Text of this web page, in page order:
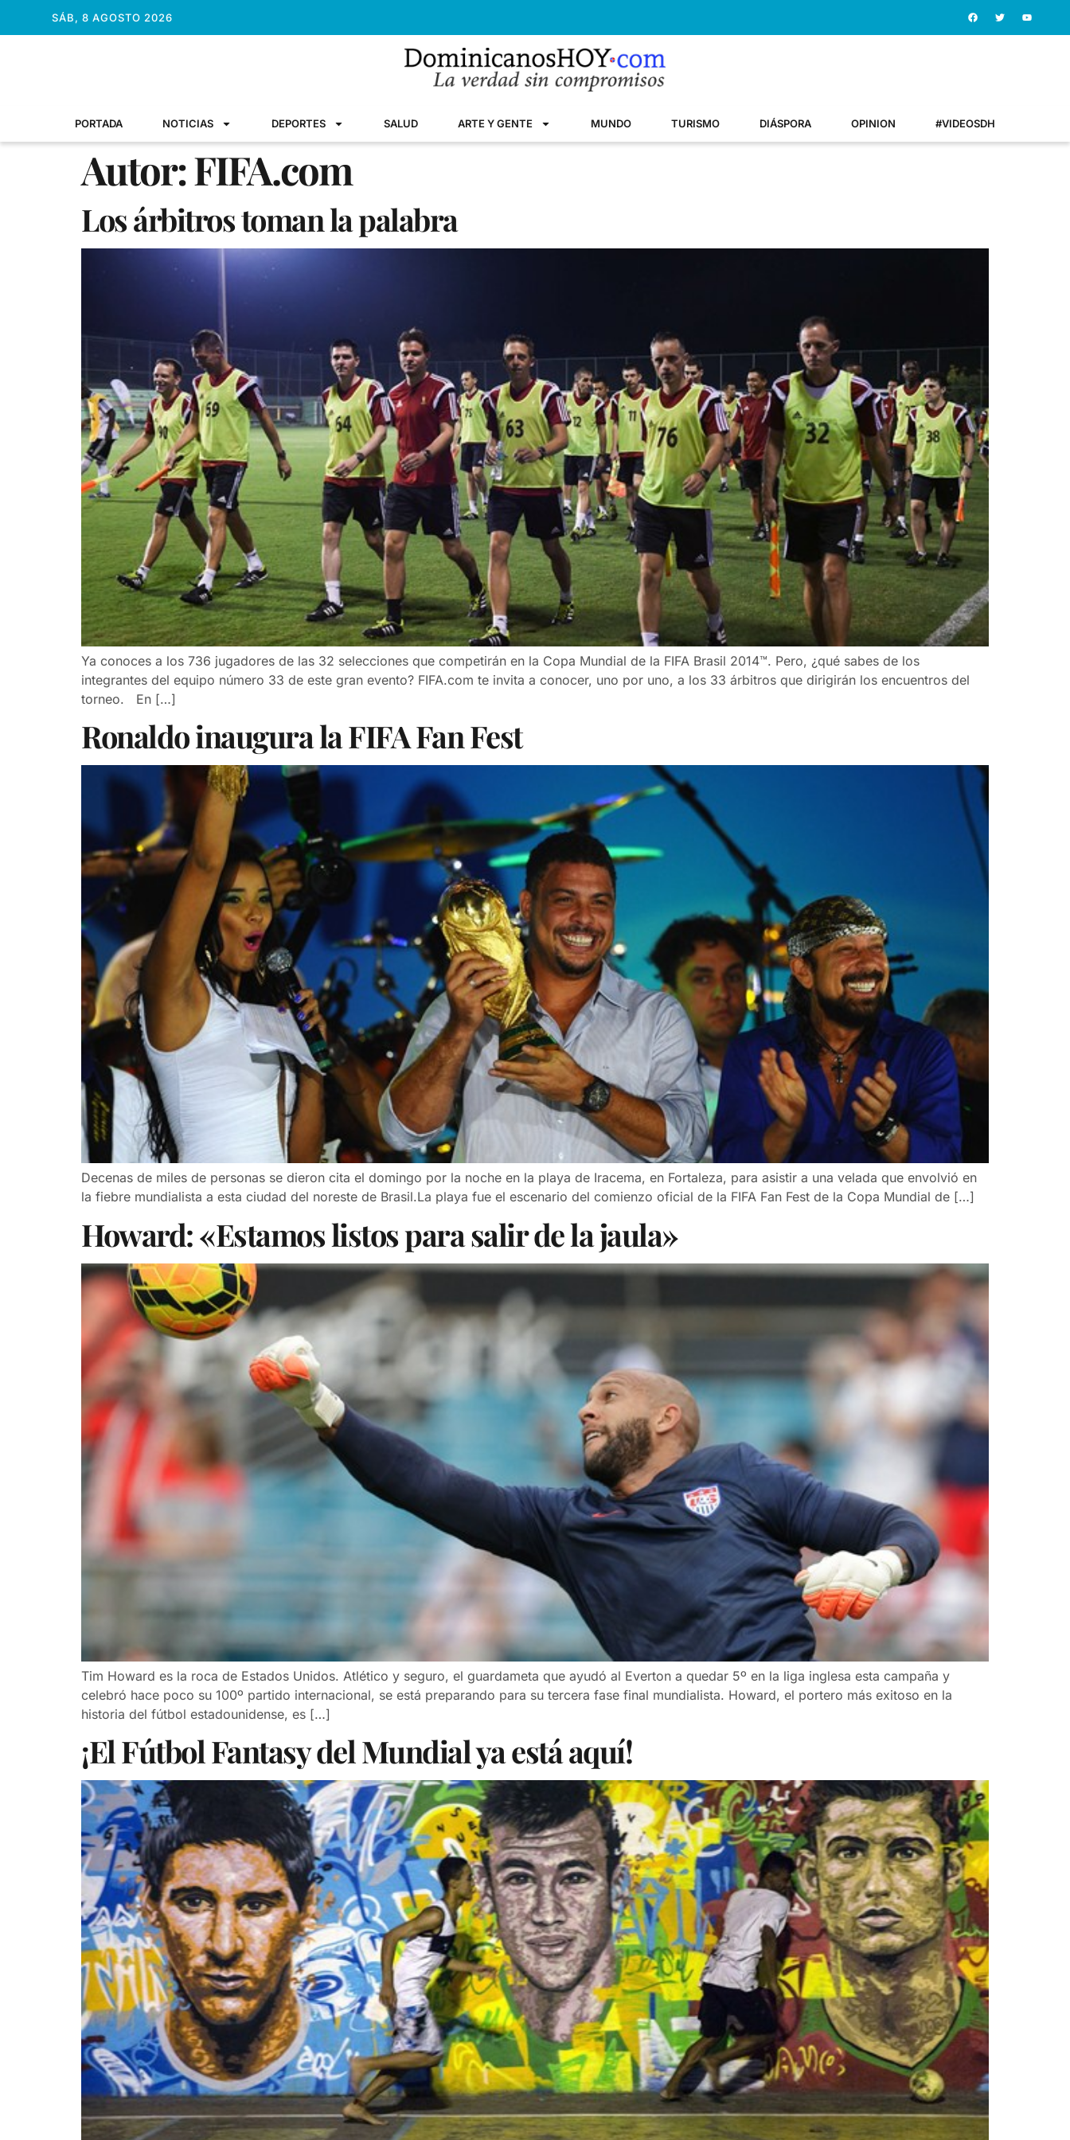
SÁB, 8 AGOSTO 2026
PORTADA NOTICIAS DEPORTES SALUD ARTE Y GENTE MUNDO TURISMO DIÁSPORA OPINION #VIDEOSDH
Autor:FIFA.com
Los árbitros toman la palabra
Ya conoces a los 736 jugadores de las 32 selecciones que competirán en la Copa Mundial de la FIFA Brasil 2014™. Pero, ¿qué sabes de los
integrantes del equipo número 33 de este gran evento? FIFA.com te invita a conocer, uno por uno, a los 33 árbitros que dirigirán los encuentros del
torneo. En […]
Ronaldo inaugura la FIFA Fan Fest
Decenas de miles de personas se dieron cita el domingo por la noche en la playa de Iracema, en Fortaleza, para asistir a una velada que envolvió en
la fiebre mundialista a esta ciudad del noreste de Brasil.La playa fue el escenario del comienzo oficial de la FIFA Fan Fest de la Copa Mundial de […]
Howard: «Estamos listos para salir de la jaula»
Tim Howard es la roca de Estados Unidos. Atlético y seguro, el guardameta que ayudó al Everton a quedar 5º en la liga inglesa esta campaña y
celebró hace poco su 100º partido internacional, se está preparando para su tercera fase final mundialista. Howard, el portero más exitoso en la
historia del fútbol estadounidense, es […]
¡El Fútbol Fantasy del Mundial ya está aquí!